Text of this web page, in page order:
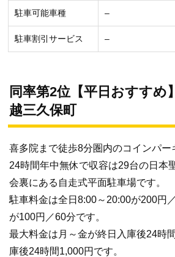
駐車可能車種 –
駐車割引サービス –
同率第2位【平日おすすめ
越三久保町
喜多院まで徒歩8分圏内のコインパー
24時間年中無休で収容は29台の日本
会裏にある自走式平面駐車場です。
駐車料金は全日8:00～20:00が200円
が100円／60分です。
最大料金は月～金が終日入庫後24時
庫後24時間1,000円です。